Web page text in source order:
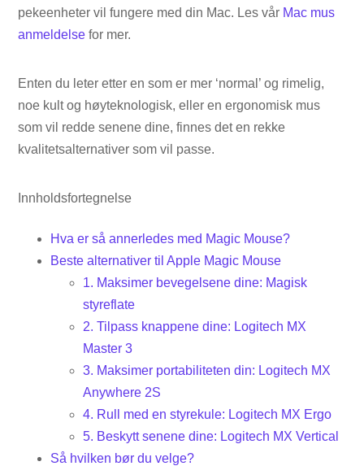
pekeenheter vil fungere med din Mac. Les vår Mac mus
anmeldelse for mer.
Enten du leter etter en som er mer ‘normal’ og rimelig,
noe kult og høyteknologisk, eller en ergonomisk mus
som vil redde senene dine, finnes det en rekke
kvalitetsalternativer som vil passe.
Innholdsfortegnelse
Hva er så annerledes med Magic Mouse?
Beste alternativer til Apple Magic Mouse
1. Maksimer bevegelsene dine: Magisk
styreflate
2. Tilpass knappene dine: Logitech MX
Master 3
3. Maksimer portabiliteten din: Logitech MX
Anywhere 2S
4. Rull med en styrekule: Logitech MX Ergo
5. Beskytt senene dine: Logitech MX Vertical
Så hvilken bør du velge?